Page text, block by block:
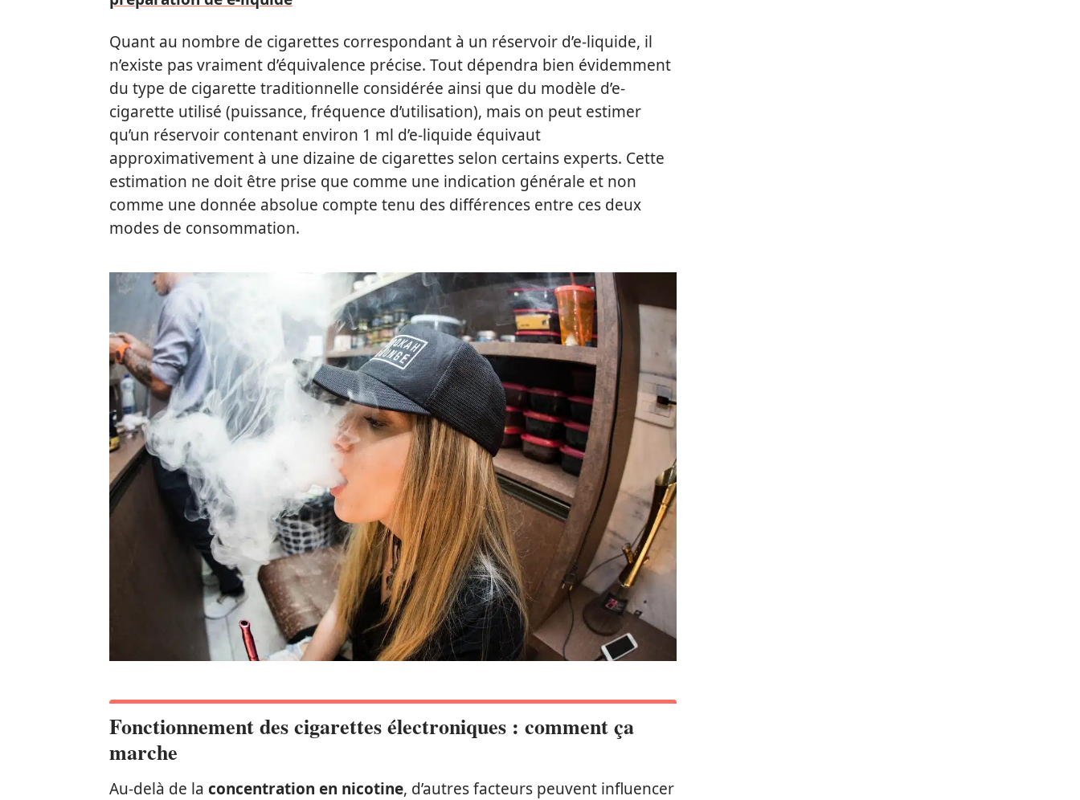
Quant au nombre de cigarettes correspondant à un réservoir d’e-liquide, il
n’existe pas vraiment d’équivalence précise. Tout dépendra bien évidemment
du type de cigarette traditionnelle considérée ainsi que du modèle d’e-
cigarette utilisé (puissance, fréquence d’utilisation), mais on peut estimer
qu’un réservoir contenant environ 1 ml d’e-liquide équivaut
approximativement à une dizaine de cigarettes selon certains experts. Cette
estimation ne doit être prise que comme une indication générale et non
comme une donnée absolue compte tenu des différences entre ces deux
modes de consommation.
Fonctionnement des cigarettes électroniques : comment ça
marche
Au-delà de la concentration en nicotine, d’autres facteurs peuvent influencer